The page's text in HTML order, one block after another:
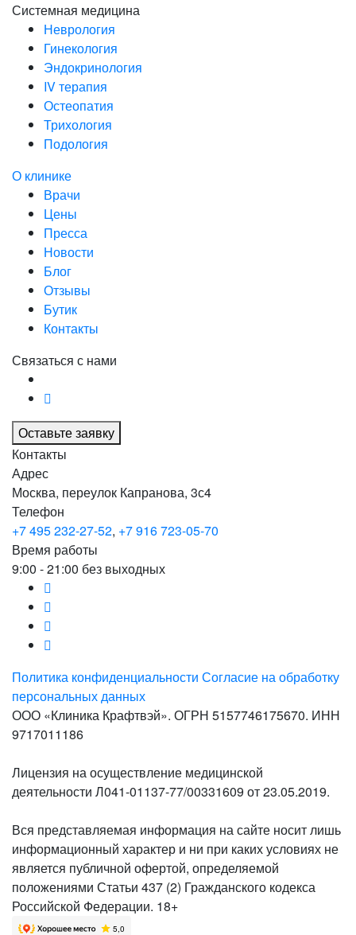
Системная медицина
Неврология
Гинекология
Эндокринология
IV терапия
Остеопатия
Трихология
Подология
О клинике
Врачи
Цены
Пресса
Новости
Блог
Отзывы
Бутик
Контакты
Связаться с нами
Оставьте заявку
Контакты
Адрес
Москва, переулок Капранова, 3с4
Телефон
+7 495 232-27-52, +7 916 723-05-70
Время работы
9:00 - 21:00 без выходных
Политика конфиденциальности Согласие на обработку
персональных данных
ООО «Клиника Крафтвэй». ОГРН 5157746175670. ИНН
9717011186
Лицензия на осуществление медицинской
деятельности Л041-01137-77/00331609 от 23.05.2019.
Вся представляемая информация на сайте носит лишь
информационный характер и ни при каких условиях не
является публичной офертой, определяемой
положениями Статьи 437 (2) Гражданского кодекса
Российской Федерации. 18+